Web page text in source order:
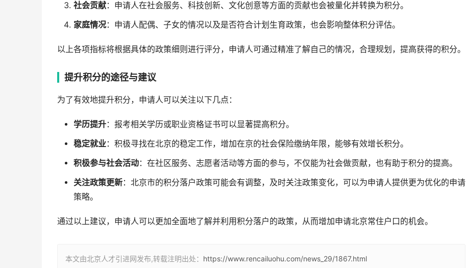
社会贡献：申请人在社会服务、科技创新、文化创意等方面的贡献也会被量化并转换为积分。
家庭情况：申请人配偶、子女的情况以及是否符合计划生育政策，也会影响整体积分评估。
以上各项指标将根据具体的政策细则进行评分，申请人可通过精准了解自己的情况，合理规划，提高获得的积分。
提升积分的途径与建议
为了有效地提升积分，申请人可以关注以下几点：
学历提升：报考相关学历或职业资格证书可以显著提高积分。
稳定就业：积极寻找在北京的稳定工作，增加在京的社会保险缴纳年限，能够有效增长积分。
积极参与社会活动：在社区服务、志愿者活动等方面的参与，不仅能为社会做贡献，也有助于积分的提高。
关注政策更新：北京市的积分落户政策可能会有调整，及时关注政策变化，可以为申请人提供更为优化的申请
策略。
通过以上建议，申请人可以更加全面地了解并利用积分落户的政策，从而增加申请北京常住户口的机会。
本文由北京人才引进网发布,转载注明出处： https://www.rencailuohu.com/news_29/1867.html